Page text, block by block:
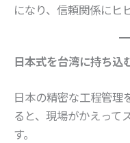
になり、信頼関係にヒ
日本式を台湾に持ち込
日本の精密な工程管理
ると、現場がかえって
す。